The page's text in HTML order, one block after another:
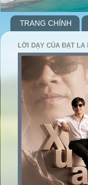
TRANG CHÍNH
LỜI DẠY CỦA ĐẠT LA